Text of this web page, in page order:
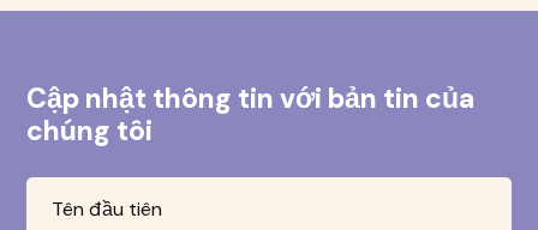
Cập nhật thông tin với bản tin của
chúng tôi